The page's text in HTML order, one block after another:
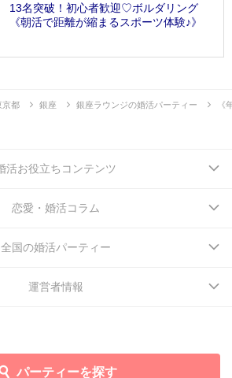
13名突破！初心者歓迎♡ボルダリング
《朝活で距離が縮まるスポーツ体験♪》
京都 銀座 銀座ラウンジの婚活パーティー 《
パーティーを探す
活お役立ちコンテンツ
恋愛・婚活コラム
全国の婚活パーティー
運営者情報